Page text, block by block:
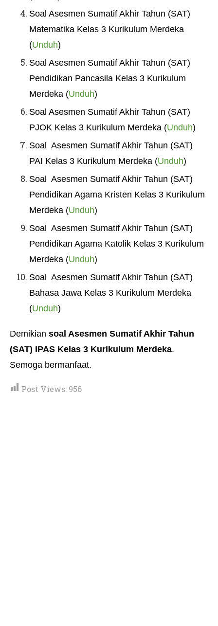
Soal Asesmen Sumatif Akhir Tahun (SAT)
Matematika Kelas 3 Kurikulum Merdeka
(Unduh)
Soal Asesmen Sumatif Akhir Tahun (SAT)
Pendidikan Pancasila Kelas 3 Kurikulum
Merdeka (Unduh)
Soal Asesmen Sumatif Akhir Tahun (SAT)
PJOK Kelas 3 Kurikulum Merdeka (Unduh)
Soal Asesmen Sumatif Akhir Tahun (SAT)
PAI Kelas 3 Kurikulum Merdeka (Unduh)
Soal Asesmen Sumatif Akhir Tahun (SAT)
Pendidikan Agama Kristen Kelas 3 Kurikulum
Merdeka (Unduh)
Soal Asesmen Sumatif Akhir Tahun (SAT)
Pendidikan Agama Katolik Kelas 3 Kurikulum
Merdeka (Unduh)
Soal Asesmen Sumatif Akhir Tahun (SAT)
Bahasa Jawa Kelas 3 Kurikulum Merdeka
(Unduh)
Demikian soal Asesmen Sumatif Akhir Tahun
(SAT) IPAS Kelas 3 Kurikulum Merdeka.
Semoga bermanfaat.
Post Views: 956